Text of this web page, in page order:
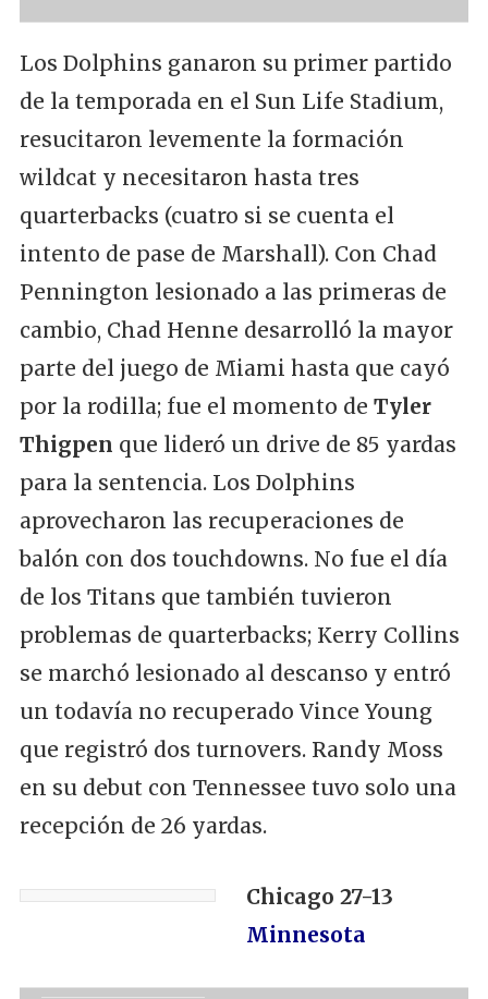
Los Dolphins ganaron su primer partido
de la temporada en el Sun Life Stadium,
resucitaron levemente la formación
wildcat y necesitaron hasta tres
quarterbacks (cuatro si se cuenta el
intento de pase de Marshall). Con Chad
Pennington lesionado a las primeras de
cambio, Chad Henne desarrolló la mayor
parte del juego de Miami hasta que cayó
por la rodilla; fue el momento de Tyler
Thigpen que lideró un drive de 85 yardas
para la sentencia. Los Dolphins
aprovecharon las recuperaciones de
balón con dos touchdowns. No fue el día
de los Titans que también tuvieron
problemas de quarterbacks; Kerry Collins
se marchó lesionado al descanso y entró
un todavía no recuperado Vince Young
que registró dos turnovers. Randy Moss
en su debut con Tennessee tuvo solo una
recepción de 26 yardas.
Chicago 27-13
Minnesota